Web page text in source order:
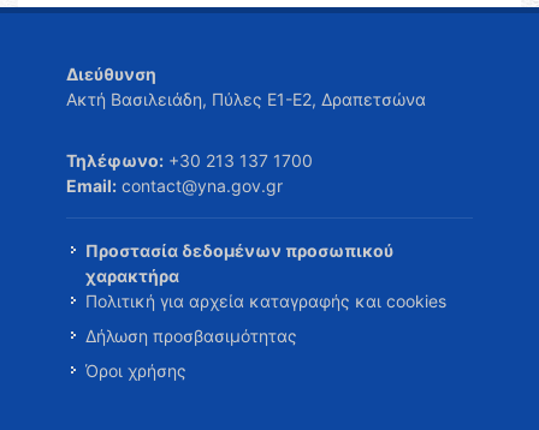
Διεύθυνση
Ακτή Βασιλειάδη, Πύλες Ε1-Ε2, Δραπετσώνα
Τηλέφωνο: +30 213 137 1700
Email: contact@yna.gov.gr
Προστασία δεδομένων προσωπικού
χαρακτήρα
Πολιτική για αρχεία καταγραφής και cookies
Δήλωση προσβασιμότητας
Όροι χρήσης